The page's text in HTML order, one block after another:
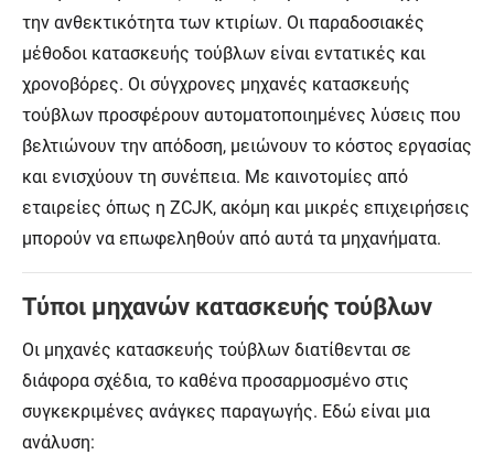
την ανθεκτικότητα των κτιρίων. Οι παραδοσιακές
μέθοδοι κατασκευής τούβλων είναι εντατικές και
χρονοβόρες. Οι σύγχρονες μηχανές κατασκευής
τούβλων προσφέρουν αυτοματοποιημένες λύσεις που
βελτιώνουν την απόδοση, μειώνουν το κόστος εργασίας
και ενισχύουν τη συνέπεια. Με καινοτομίες από
εταιρείες όπως η ZCJK, ακόμη και μικρές επιχειρήσεις
μπορούν να επωφεληθούν από αυτά τα μηχανήματα.
Τύποι μηχανών κατασκευής τούβλων
Οι μηχανές κατασκευής τούβλων διατίθενται σε
διάφορα σχέδια, το καθένα προσαρμοσμένο στις
συγκεκριμένες ανάγκες παραγωγής. Εδώ είναι μια
ανάλυση: